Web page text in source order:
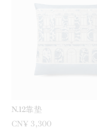
N.12靠垫
CN¥ 3,300